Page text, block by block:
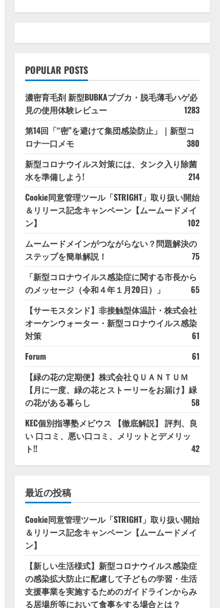
POPULAR POSTS
濃密育毛剤 新型BUBKAブブカ・脱毛薄毛ハゲ必
見の使用体験レビュー
1283
第14回「“密”を避けて集団感染防止」｜新型コ
ロナ一口メモ
380
新型コロナウイルス対策には、タンク入り除菌
水を準備しよう!
214
Cookie同意管理ツール「STRIGHT」取り扱い開始
＆リリース記念キャンペーン【ムームードメイ
ン】
102
ムームードメインがつながらない？問題解決の
ステップを簡単解説！
75
「新型コロナウイルス感染症に関する市長から
のメッセージ（令和４年１月20日）」
65
【サーモスタンド】非接触型体温計・株式会社
オーケンウォーター・新型コロナウイルス感染
対策
61
Forum
61
【緑の花の定期便】株式会社ＱＵＡＮＴＵＭ
【月に一度、緑の花とストーリーをお届け】緑
の花がある暮らし
58
KEC個別指導塾メビウス 【徹底解説】 評判、良
い 口コミ、悪い口コミ、メリットとデメリッ
ト!!
42
最近の投稿
Cookie同意管理ツール「STRIGHT」取り扱い開始
＆リリース記念キャンペーン【ムームードメイ
ン】
【新しい生活様式】新型コロナウイルス感染症
の感染拡大防止に配慮して子どもの学習・生活
支援事業を実施するためのガイドラインからみ
る居場所等において食事をする場合とは？